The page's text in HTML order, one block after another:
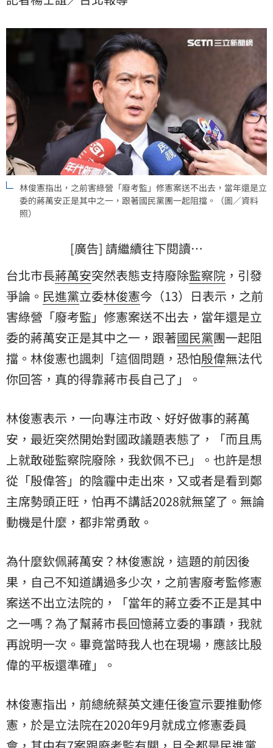
了」。
林俊憲指出，之前害綠營「廢考監」修憲案送不出去，當年還是立
委的蔣萬安正是其中之一，跟著國民黨團一起阻擋。（圖／資料
照）
[廣告] 請繼續往下閱讀…
台北市長蔣萬安突然表態支持廢除監察院 ，引發
爭論。 民進黨立委林俊憲今（13）日表示，之前
害綠營「廢考監」修憲案送不出去，當年還是立
委的蔣萬安正是其中之一，跟著國民黨團一起阻
擋。林俊憲也諷刺「這個問題，恐怕殷偉無法代
你回答，真的得靠蔣市長自己了」。
林俊憲表示，一向專注市政、好好做事的蔣萬
安，最近突然開始對國政議題表態了，「而且馬
上就敢碰監察院廢除，我欽佩不已」。也許是想
從「殷偉答」的陰霾中走出來，又或者是看到鄭
主席勢頭正旺，怕再不講話2028就無望了。無論
動機是什麼，都非常勇敢。
為什麼欽佩蔣萬安？林俊憲說，這題的前因後
果，自己不知道講過多少次，之前害廢考監修憲
案送不出立法院的，「當年的蔣立委不正是其中
之一嗎？為了幫蔣市長回憶蔣立委的事蹟，我就
再說明一次。畢竟當時我人也在現場，應該比殷
偉的平板還準確」。
林俊憲指出，前總統蔡英文連任後宣示要推動修
憲，於是立法院在2020年9月就成立修憲委員